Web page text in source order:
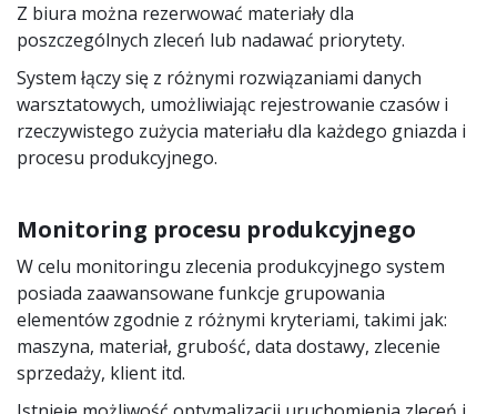
Z biura można rezerwować materiały dla
poszczególnych zleceń lub nadawać priorytety.
System łączy się z różnymi rozwiązaniami danych
warsztatowych, umożliwiając rejestrowanie czasów i
rzeczywistego zużycia materiału dla każdego gniazda i
procesu produkcyjnego.
Monitoring procesu produkcyjnego
W celu monitoringu zlecenia produkcyjnego system
posiada zaawansowane funkcje grupowania
elementów zgodnie z różnymi kryteriami, takimi jak:
maszyna, materiał, grubość, data dostawy, zlecenie
sprzedaży, klient itd.